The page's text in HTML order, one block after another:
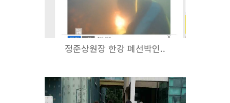
정준상원장 한강 폐선박인..